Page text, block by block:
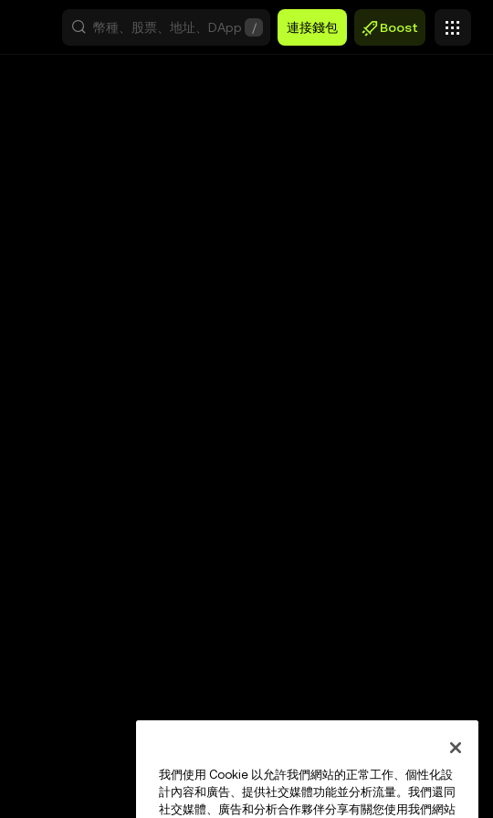
/ 連接錢包 Boost
我們使用 Cookie 以允許我們網站的正常工作、個性化設
計內容和廣告、提供社交媒體功能並分析流量。我們還同
社交媒體、廣告和分析合作夥伴分享有關您使用我們網站